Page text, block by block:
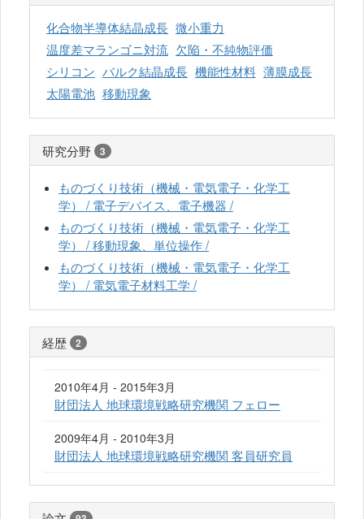
化合物半導体結晶成長 微小重力
温度差マランゴニ対流 欠陥・不純物評価
シリコン バルク結晶成長 機能性材料 薄膜成長
太陽電池 移動現象
研究分野 3
ものづくり技術（機械・電気電子・化学工
学） / 電子デバイス、電子機器 /
ものづくり技術（機械・電気電子・化学工
学） / 移動現象、単位操作 /
ものづくり技術（機械・電気電子・化学工
学） / 電気電子材料工学 /
経歴 2
2010年4月 - 2015年3月
財団法人 地球環境戦略研究機関 フェロー
2009年4月 - 2010年3月
財団法人 地球環境戦略研究機関 客員研究員